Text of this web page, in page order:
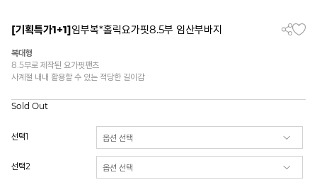
[기획특가1+1]임부복*홀릭요가핏8.5부 임산부바지
복대형
8.5부로 제작된 요가핏팬츠
사계절 내내 활용할 수 있는 적당한 길이감
Sold Out
선택1
선택2